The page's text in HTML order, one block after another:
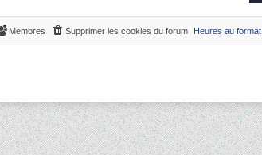
Heures au format
Supprimer les cookies du forum
Membres